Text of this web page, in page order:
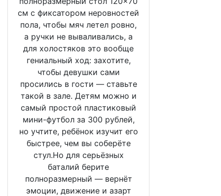
см с фиксатором неровностей
пола, чтобы мяч летел ровно,
а ручки не вываливались, а
для холостяков это вообще
гениальный ход: захотите,
чтобы девушки сами
просились в гости — ставьте
такой в зале. Детям можно и
самый простой пластиковый
мини-футбол за 300 рублей,
но учтите, ребёнок изучит его
быстрее, чем вы соберёте
стул.Но для серьёзных
баталий берите
полноразмерный — вернёт
эмоции, движение и азарт